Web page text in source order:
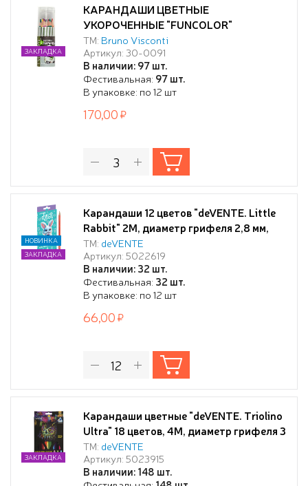
КАРАНДАШИ ЦВЕТНЫЕ
УКОРОЧЕННЫЕ "FUNCOLOR"
(пластиковые) В КАРТОННОЙ ТУБЕ, 12
ЦВ. 4 ВИДА
(10129060/220219/0003736,КИТАЙ)
ТМ: Bruno Visconti
Артикул: 30-0091
В наличии: 97 шт.
Фестивальная: 97 шт.
В упаковке: по 12 шт
ЗАКЛАДКА
170,00
Карандаши 12 цветов "deVENTE. Little
Rabbit" 2М, диаметр грифеля 2,8 мм,
шестигранные, в картонной коробке
ТМ: deVENTE
Артикул: 5022619
В наличии: 32 шт.
Фестивальная: 32 шт.
В упаковке: по 12 шт
НОВИНКА
ЗАКЛАДКА
66,00
Карандаши цветные "deVENTE. Triolino
Ultra" 18 цветов, 4М, диаметр грифеля 3
мм, трехгранные, в картонной коробке
ТМ: deVENTE
Артикул: 5023915
В наличии: 148 шт.
ЗАКЛАДКА